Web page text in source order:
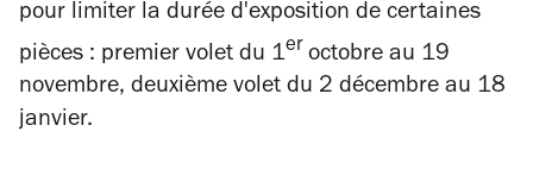
pour limiter la durée d'exposition de certaines
pièces : premier volet du 1er octobre au 19
novembre, deuxième volet du 2 décembre au 18
janvier.